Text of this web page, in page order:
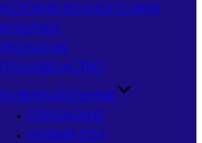
ИСТОРИЯ РОДНОГО КРАЯ
КУЛЬТУРА
ЭКОЛОГИЯ
ПРОИЗВОДСТВО
РАЗВЛЕКАТЕЛЬНЫЕ
ГОРОДСКИЕ
НОВЫЙ ГОД